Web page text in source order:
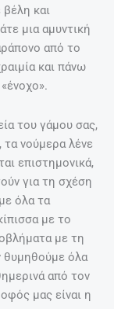
και
μια αμυντική
από το
και πάνω
του γάμου σας,
τα νούμερα λένε
επιστημονικά,
για τη σχέση
όλα τα
με το
με τη
θυμηθούμε όλα
από τον
μας είναι η